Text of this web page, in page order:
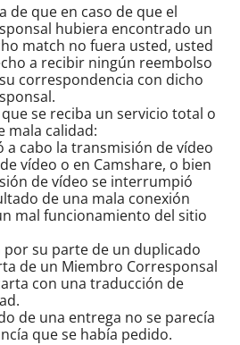
de que en caso de que el
hubiera encontrado un
match no fuera usted, usted
a recibir ningún reembolso
correspondencia con dicho
se reciba un servicio total o
mala calidad:
a cabo la transmisión de vídeo
vídeo o en Camshare, o bien
de vídeo se interrumpió
de una mala conexión
mal funcionamiento del sitio
por su parte de un duplicado
de un Miembro Corresponsal
con una traducción de
de una entrega no se parecía
que se había pedido.